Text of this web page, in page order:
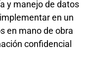
y manejo de datos
en un
en mano de obra
confidencial